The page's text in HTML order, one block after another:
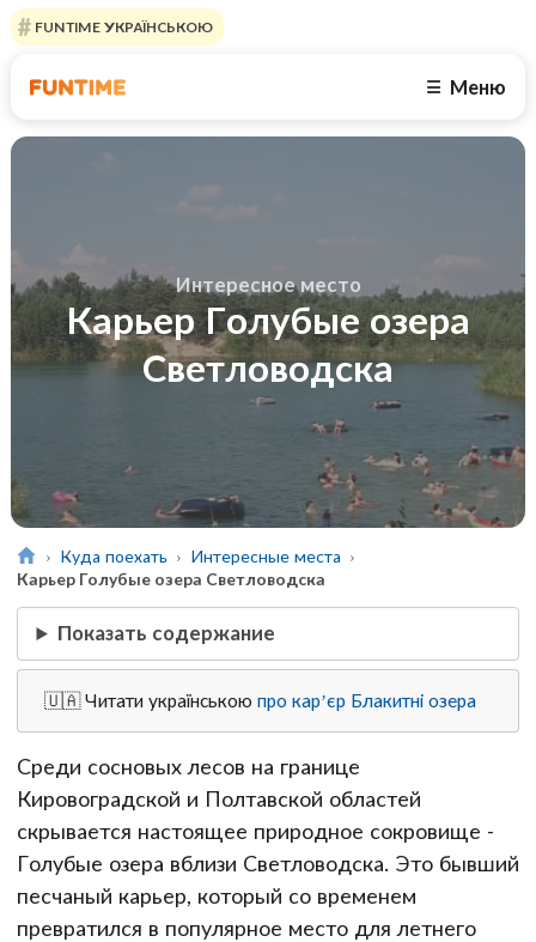
FUNTIME УКРАЇНСЬКОЮ
☰ Меню
Интересное место
Карьер Голубые озера
Светловодска
Куда поехать
Интересные места
Карьер Голубые озера Светловодска
Показать содержание
🇺🇦 Читати українськоюпро кар’єр Блакитні озера
Среди сосновых лесов на границе
Кировоградской и Полтавской областей
скрывается настоящее природное сокровище -
Голубые озера вблизи Светловодска. Это бывший
песчаный карьер, который со временем
превратился в популярное место для летнего